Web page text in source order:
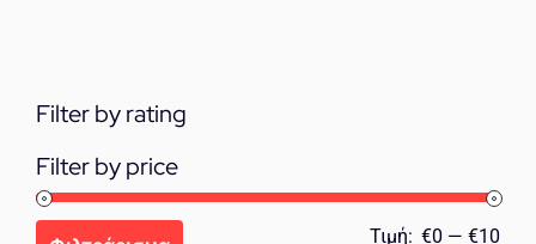
Filter by rating
Filter by price
Τιμή: €0 — €10